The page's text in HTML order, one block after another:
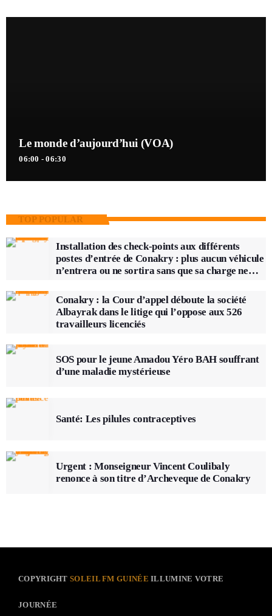
Le monde d’aujourd’hui (VOA)
06:00 - 06:30
TOP POPULAR
Installation des check-points aux différents
postes d’entrée de Conakry : plus aucun véhicule
n’entrera ou ne sortira sans que sa charge ne
Conakry : la Cour d’appel déboute la société
Albayrak dans le litige qui l’oppose aux 526
travailleurs licenciés
SOS pour le jeune Amadou Yéro BAH souffrant
d’une maladie mystérieuse
Santé: Les pilules contraceptives
Urgent : Monseigneur Vincent Coulibaly
renonce à son titre d’Archeveque de Conakry
COPYRIGHTSOLEIL FM GUINÉE ILLUMINE VOTRE
JOURNÉE